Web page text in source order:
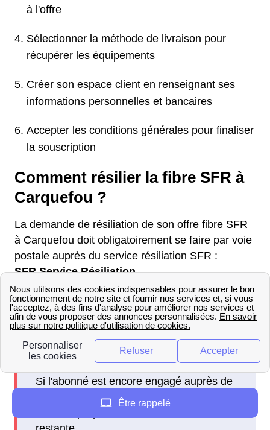
à l'offre
Sélectionner la méthode de livraison pour
récupérer les équipements
Créer son espace client en renseignant ses
informations personnelles et bancaires
Accepter les conditions générales pour finaliser
la souscription
Comment résilier la fibre SFR à
Carquefou ?
La demande de résiliation de son offre fibre SFR
à Carquefou doit obligatoirement se faire par voie
postale auprès du service résiliation SFR :
SFR Service Résiliation
TSA 30103
69947 Lyon Cedex 20
Si l'abonné est encore engagé auprès de
SFR, des frais de résiliation seront
facturés proportionnellement à la durée
Être rappelé